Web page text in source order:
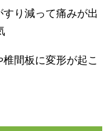
り減って痛みが出
間板に変形が起こ